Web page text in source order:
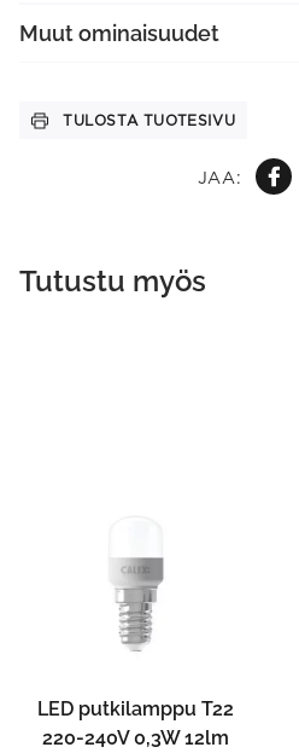
JAA:
Muut ominaisuudet
TULOSTA TUOTESIVU
Tutustu myös
LED putkilamppu T22
220-240V 0,3W 12lm